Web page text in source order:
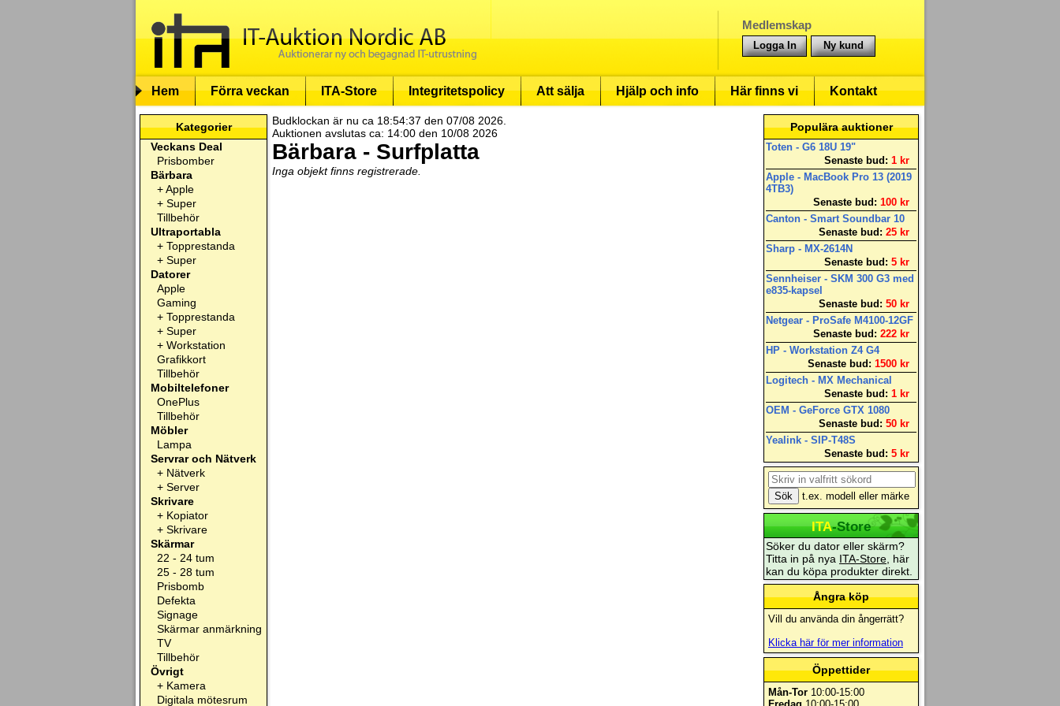
Medlemskap
Logga In Ny kund
Hem Förra veckan ITA-Store Integritetspolicy Att sälja Hjälp och info Här finns vi Kontakt
Kategorier
Veckans Deal
Prisbomber
Bärbara
+Apple
+ Super
Tillbehör
Ultraportabla
+ Topprestanda
+ Super
Datorer
Apple
Gaming
+ Topprestanda
+ Super
+ Workstation
Grafikkort
Tillbehör
Mobiltelefoner
OnePlus
Tillbehör
Möbler
Lampa
Servrar och Nätverk
+ Nätverk
+ Server
Skrivare
+ Kopiator
+ Skrivare
Skärmar
22 - 24 tum
25 - 28 tum
Prisbomb
Defekta
Signage
Skärmar anmärkning
TV
Tillbehör
Övrigt
+ Kamera
Digitala mötesrum
Budklockan är nu ca 18:54:37 den 07/08 2026.
Auktionen avslutas ca: 14:00 den 10/08 2026
Bärbara - Surfplatta
Inga objekt finns registrerade.
Populära auktioner
Toten - G6 18U 19"
Senaste bud: 1 kr
Apple - MacBook Pro 13 (2019
4TB3)
Senaste bud: 100 kr
Canton - Smart Soundbar 10
Senaste bud: 25 kr
Sharp - MX-2614N
Senaste bud: 5 kr
Sennheiser - SKM 300 G3 med
e835-kapsel
Senaste bud: 50 kr
Netgear - ProSafe M4100-12GF
Senaste bud: 222 kr
HP - Workstation Z4 G4
Senaste bud: 1500 kr
Logitech - MX Mechanical
Senaste bud: 1 kr
OEM - GeForce GTX 1080
Senaste bud: 50 kr
Yealink - SIP-T48S
Senaste bud: 5 kr
t.ex. modell eller märke
ITA-Store
Söker du dator eller skärm?
Titta in på nya ITA-Store , här
kan du köpa produkter direkt.
Ångra köp
Vill du använda din ångerrätt?
Klicka här för mer information
Öppettider
Mån-Tor 10:00-15:00